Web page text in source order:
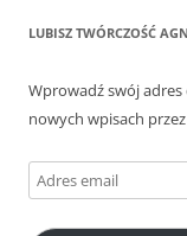
LUBISZ TWÓRCZOŚĆ
Wprowadź swój
nowych wpisach
Adres
email